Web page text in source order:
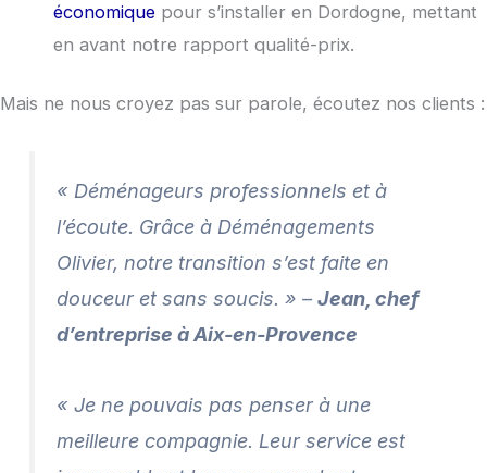
économique pour s’installer en Dordogne, mettant
en avant notre rapport qualité-prix.
Mais ne nous croyez pas sur parole, écoutez nos clients :
« Déménageurs professionnels et à
l’écoute. Grâce à Déménagements
Olivier, notre transition s’est faite en
douceur et sans soucis. » –Jean, chef
d’entreprise à Aix-en-Provence
« Je ne pouvais pas penser à une
meilleure compagnie. Leur service est